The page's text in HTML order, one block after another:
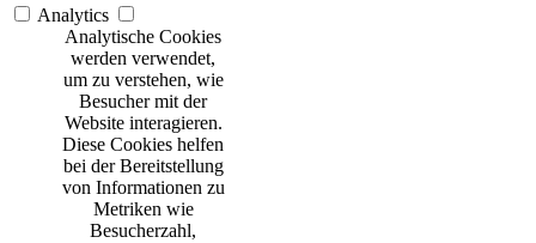
Analytics
Analytische Cookies
werden verwendet,
um zu verstehen, wie
Besucher mit der
Website interagieren.
Diese Cookies helfen
bei der Bereitstellung
von Informationen zu
Metriken wie
Besucherzahl,